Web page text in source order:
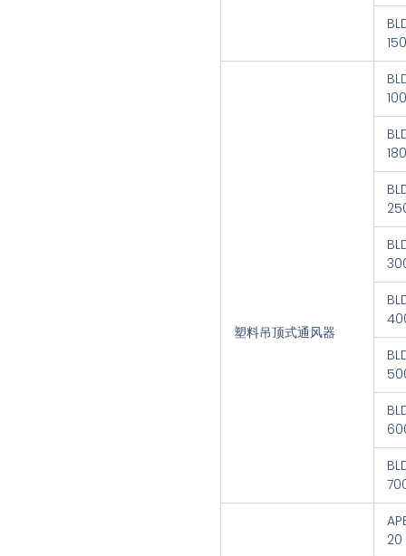
塑料吊顶式通风器
20